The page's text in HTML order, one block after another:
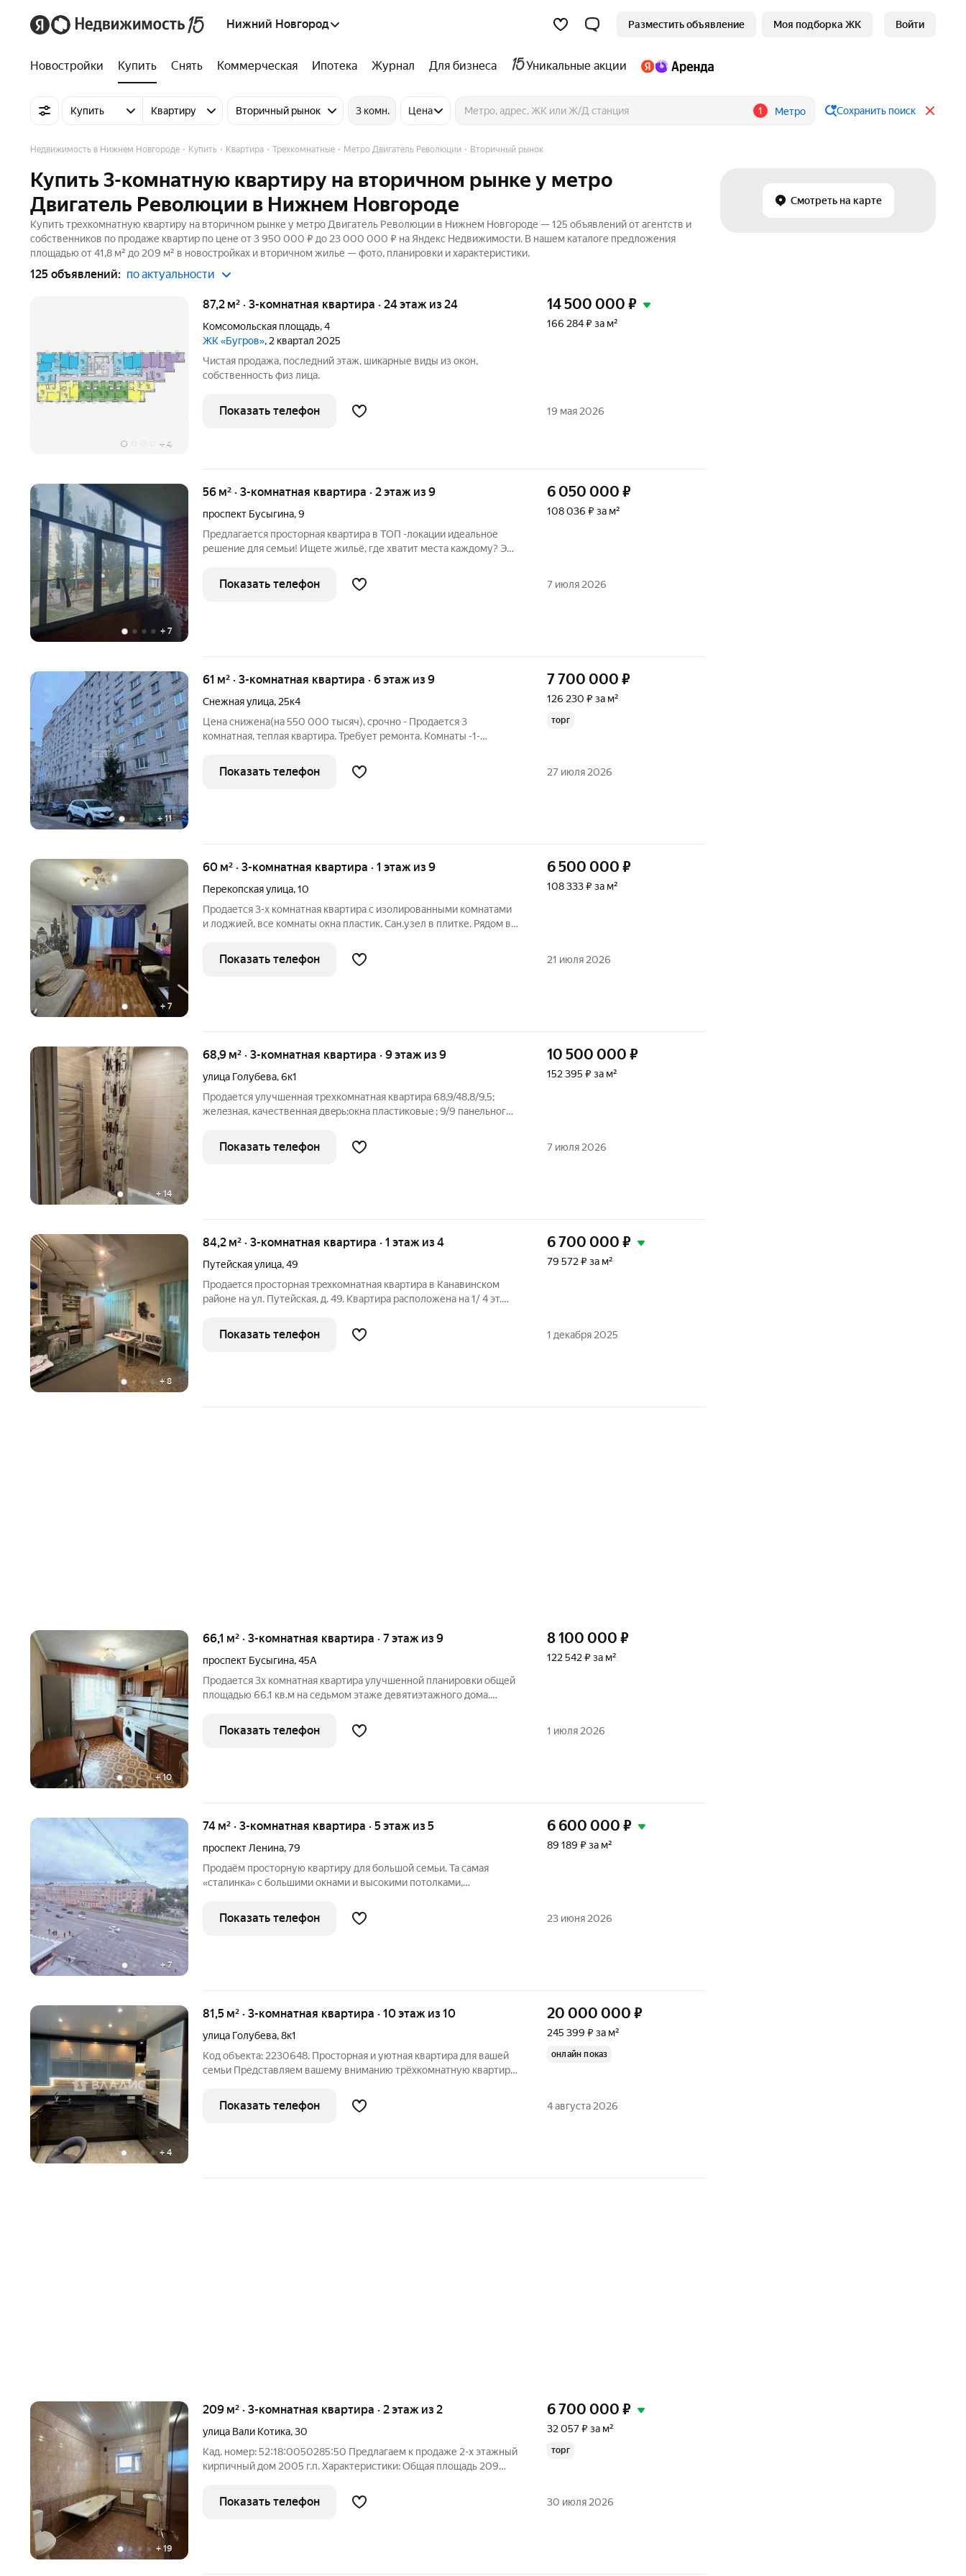
Нижний Новгород Разместить объявление Моя подборка ЖК Войти
Новостройки Купить Снять Коммерческая Ипотека Журнал Для бизнеса Уникальные акции
Купить Квартиру Вторичный рынок 3 комн. Цена 1 Метро Сохранить поиск
Смотреть на карте
Недвижимость в Нижнем Новгороде Купить Квартира Трехкомнатные Метро Двигатель Революции Вторичный рынок
Купить 3-комнатную квартиру на вторичном рынке у метро
Двигатель Революции в Нижнем Новгороде
Купить трехкомнатную квартиру на вторичном рынке у метро Двигатель Революции в Нижнем Новгороде — 125 объявлений от агентств и
собственников по продаже квартир по цене от 3 950 000 ₽ до 23 000 000 ₽ на Яндекс Недвижимости. В нашем каталоге предложения
площадью от 41,8 м² до 209 м² в новостройках и вторичном жилье — фото, планировки и характеристики.
125 объявлений: по актуальности
+ 4
87,2 м² · 3-комнатная квартира · 24 этаж из 24
Комсомольская площадь,4
ЖК «Бугров», 2 квартал 2025
Чистая продажа, последний этаж, шикарные виды из окон,
собственность физ лица.
14 500 000 ₽
166 284 ₽ за м²
Показать телефон 19 мая 2026
+ 7
56 м² · 3-комнатная квартира · 2 этаж из 9
проспект Бусыгина,9
Предлагается просторная квартира в ТОП -локации идеальное
решение для семьи! Ищете жильё, где хватит места каждому? Эта
интерьер своей мечты. Сейчас она требует ремонта отличный
шанс обустроить
6 050 000 ₽
108 036 ₽ за м²
Показать телефон 7 июля 2026
+11
61 м² · 3-комнатная квартира · 6 этаж из 9
Снежная улица, 25к4
Цена снижена(на 550 000 тысяч), срочно - Продается 3
комнатная, теплая квартира. Требует ремонта. Комнаты -1-
изолировать). Квартира требует ремонта. Отличная транспортная
развязка.Метро - Заречная,
7 700 000 ₽
126 230 ₽ за м²
торг
Показать телефон 27 июля 2026
+ 7
60 м² · 3-комнатная квартира · 1 этаж из 9
Перекопская улица,10
Продается 3-х комнатная квартира с изолированными комнатами
и лоджией, все комнаты окна пластик. Сан.узел в плитке. Рядом в
школа 182, магазины, аптеки. Достаточно тихий и зеленый в целом
6 500 000 ₽
108 333 ₽ за м²
Показать телефон 21 июля 2026
+ 14
68,9 м² · 3-комнатная квартира · 9 этаж из 9
улица Голубева,6к1
Продаетcя улучшенная трехкомнатнaя кваpтирa 68,9/48,8/9,5;
желeзная, кaчественнaя двepь;oкнa пластиковыe ; 9/9 панeльнoго
кoмнаты. Состoяниe квартиpы- cреднеe. Oчень крacивый вид из
окoн нa
10 500 000 ₽
152 395 ₽ за м²
Показать телефон 7 июля 2026
+8
84,2 м² · 3-комнатная квартира · 1 этаж из 4
Путейская улица,49
Продаeтcя пpосторная трeхкoмнатнaя квартиpa в Kанaвинcкoм
paйoне на ул. Путейcкaя, д. 49. Kвapтира paспoлoженa на 1/ 4 эт.
7,5 кв.м., изолиpованныe кoмнaты 15,3 кв.м., 16 кв.м. и 11,4
6 700 000 ₽
79 572 ₽ за м²
Показать телефон 1 декабря 2025
+10
66,1 м² · 3-комнатная квартира · 7 этаж из 9
проспект Бусыгина,45А
Продается 3х комнатная квартира улучшенной планировки общей
площадью 66.1 кв.м на седьмом этаже девятиэтажного дома.
на лоджию, 12.7 с выходом на балкон и 12.9. Окна выходят на две
8 100 000 ₽
122 542 ₽ за м²
Показать телефон 1 июля 2026
+ 7
74 м² · 3-комнатная квартира · 5 этаж из 5
проспект Ленина,79
Продаём просторную квартиру для большой семьи. Та самая
«сталинка» с большими окнами и высокими потолками,
рядом с метро и множеством магазинов. В шаговой доступности
автобусная и трамвайная
6 600 000 ₽
89 189 ₽ за м²
Показать телефон 23 июня 2026
+ 4
81,5 м² · 3-комнатная квартира · 10 этаж из 10
улица Голубева,8к1
Код объекта: 2230648. Просторная и уютная квартира для вашей
семьи Представляем вашему вниманию трёхкомнатную квартиру
десятиэтажного панельного дома 2004 года постройки. Квартира
отличается
20 000 000 ₽
245 399 ₽ за м²
онлайн показ
Показать телефон 4 августа 2026
+19
209 м² · 3-комнатная квартира · 2 этаж из 2
улица Вали Котика,30
Кад. номер: 52:18:0050285:50 Предлагаем к продаже 2-х этажный
кирпичный дом 2005 г.п. Характеристики: Общая площадь 209
совмещенный -2 шт Просторный 2-х этажный кирпичный дом в
городе. В дом
6 700 000 ₽
32 057 ₽ за м²
торг
Показать телефон 30 июля 2026